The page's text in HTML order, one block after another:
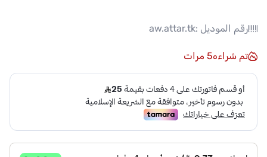
رقم الموديل :aw.attar.tk
تم شراءه5 مرات